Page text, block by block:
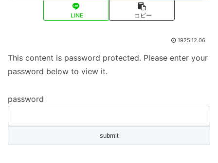
LINE コピー
1925.12.06
This content is password protected. Please enter your
password below to view it.
password